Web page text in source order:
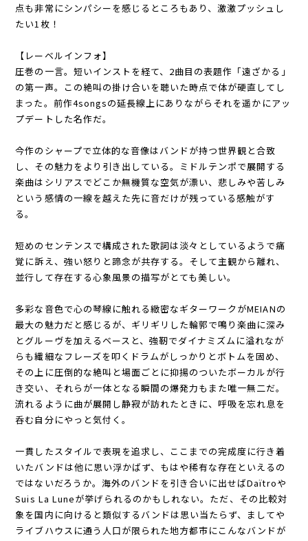
点も非常にシンパシーを感じるところもあり、激激プッシュし
たい1枚！
【レーベルインフォ】
圧巻の一言。短いインストを経て、2曲目の表題作「遠ざかる」
の第一声。この絶叫の掛け合いを聴いた時点で体が硬直してし
まった。前作4songsの延長線上にありながらそれを遥かにアッ
プデートした名作だ。
今作のシャープで立体的な音像はバンドが持つ世界観と合致
し、その魅力をより引き出している。ミドルテンポで展開する
楽曲はシリアスでどこか無機質な空気が漂い、悲しみや苦しみ
という感情の一線を越えた先に音だけが残っている感触がす
る。
短めのセンテンスで構成された歌詞は淡々としているようで痛
覚に訴え、強い怒りと諦念が共存する。そして主観から離れ、
並行して存在する心象風景の描写がとても美しい。
多彩な音色で心の琴線に触れる緻密なギターワークがMEIANの
最大の魅力だと感じるが、ギリギリした輪郭で鳴り楽曲に深み
とグルーヴを加えるベースと、強靭でダイナミズムに溢れなが
らも繊細なフレーズを叩くドラムがしっかりとボトムを固め、
その上に圧倒的な絶叫と場面ごとに抑揚のついたボーカルが行
き交い、それらが一体となる瞬間の爆発力もまた唯一無二だ。
流れるように曲が展開し静寂が訪れたときに、呼吸を忘れ息を
呑む自分にやっと気付く。
一貫したスタイルで表現を追求し、ここまでの完成度に行き着
いたバンドは他に思い浮かばず、もはや稀有な存在といえるの
ではないだろうか。海外のバンドを引き合いに出せばDaïtroや
Suis La Luneが挙げられるのかもしれない。ただ、その比較対
象を国内に向けると類似するバンドは思い当たらず、ましてや
ライブハウスに通う人口が限られた地方都市にこんなバンドが